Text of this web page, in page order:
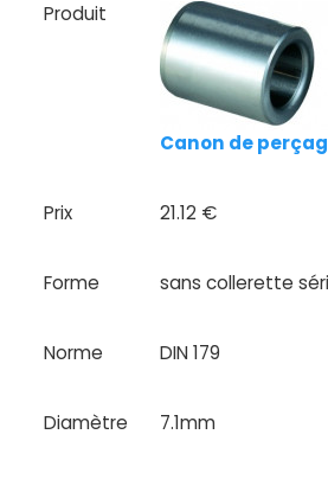
Fiches
techniques
Catalogue
Documentations
Mon
Mon
Produit
Canon de
Prix 21.12 €
Forme sans collerette
Norme DIN 179
Diamètre 7.1mm